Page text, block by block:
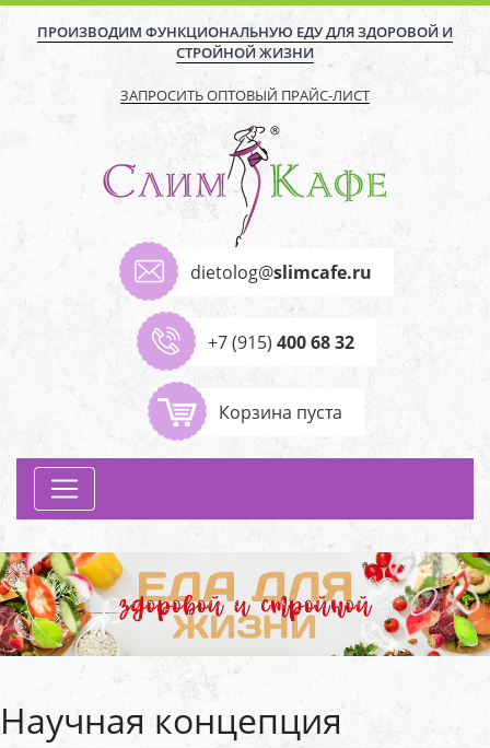
ПРОИЗВОДИМ ФУНКЦИОНАЛЬНУЮ ЕДУ ДЛЯ ЗДОРОВОЙ И
СТРОЙНОЙ ЖИЗНИ
ЗАПРОСИТЬ ОПТОВЫЙ ПРАЙС-ЛИСТ
dietolog@slimcafe.ru
+7 (915) 400 68 32
Корзина пуста
Previous Next
Научная концепция